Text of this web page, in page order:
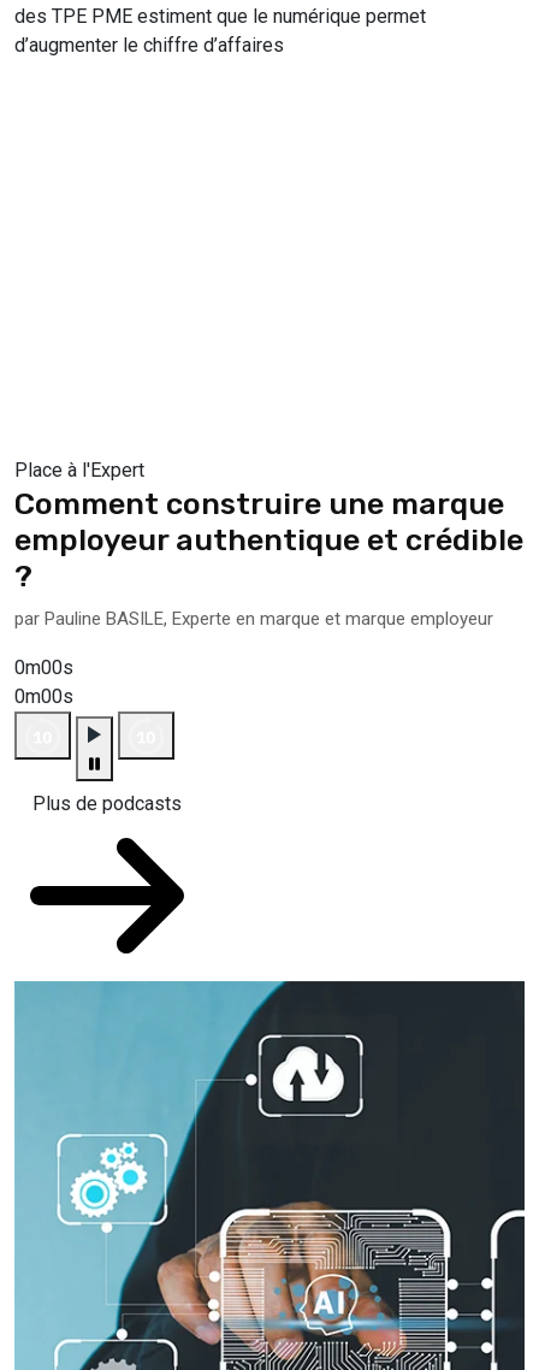
des TPE PME estiment que le numérique permet
d’augmenter le chiffre d’affaires
Place à l'Expert
Comment construire une marque
employeur authentique et crédible
?
par Pauline BASILE, Experte en marque et marque employeur
0m00s
0m00s
Plus de podcasts